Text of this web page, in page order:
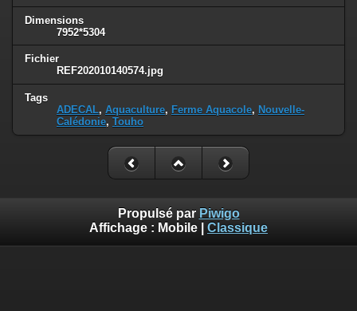
Dimensions
7952*5304
Fichier
REF202010140574.jpg
Tags
ADECAL, Aquaculture, Ferme Aquacole, Nouvelle-
Calédonie, Touho
Propulsé par Piwigo
Affichage : Mobile Classique